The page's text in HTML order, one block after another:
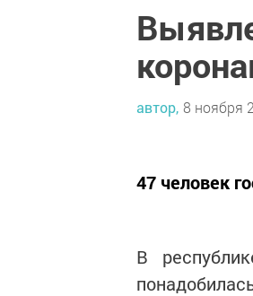
автор, 8 ноября
47 человек
В